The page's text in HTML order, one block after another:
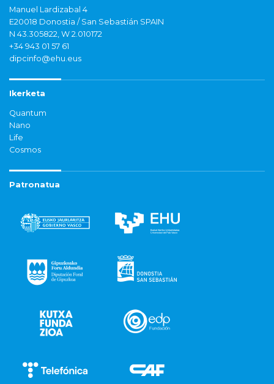
Manuel Lardizabal 4
E20018 Donostia / San Sebastián SPAIN
N 43.305822, W 2.010172
+34 943 01 57 61
dipcinfo@ehu.eus
Ikerketa
Quantum
Nano
Life
Cosmos
Patronatua